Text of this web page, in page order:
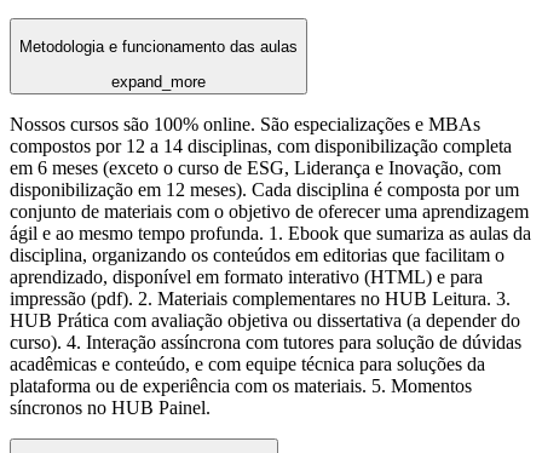
Metodologia e funcionamento das aulas
expand_more
Nossos cursos são 100% online. São especializações e MBAs
compostos por 12 a 14 disciplinas, com disponibilização completa
em 6 meses (exceto o curso de ESG, Liderança e Inovação, com
disponibilização em 12 meses). Cada disciplina é composta por um
conjunto de materiais com o objetivo de oferecer uma aprendizagem
ágil e ao mesmo tempo profunda. 1. Ebook que sumariza as aulas da
disciplina, organizando os conteúdos em editorias que facilitam o
aprendizado, disponível em formato interativo (HTML) e para
impressão (pdf). 2. Materiais complementares no HUB Leitura. 3.
HUB Prática com avaliação objetiva ou dissertativa (a depender do
curso). 4. Interação assíncrona com tutores para solução de dúvidas
acadêmicas e conteúdo, e com equipe técnica para soluções da
plataforma ou de experiência com os materiais. 5. Momentos
síncronos no HUB Painel.